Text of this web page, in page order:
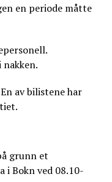
en periode måtte
av bilistene har
grunn et
i Bokn ved 08.10-